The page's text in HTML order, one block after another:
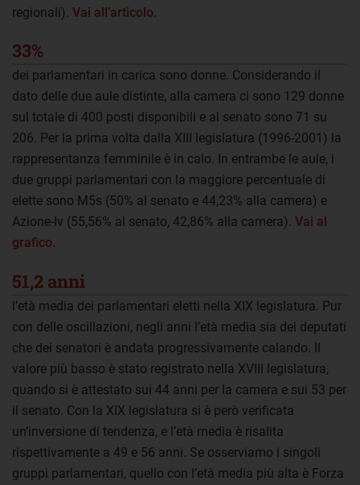
regionali). Vai all’articolo.
33%
dei parlamentari in carica sono donne. Considerando il
dato delle due aule distinte, alla camera ci sono 129 donne
sul totale di 400 posti disponibili e al senato sono 71 su
206. Per la prima volta dalla XIII legislatura (1996-2001) la
rappresentanza femminile è in calo. In entrambe le aule, i
due gruppi parlamentari con la maggiore percentuale di
elette sono M5s (50% al senato e 44,23% alla camera) e
Azione-Iv (55,56% al senato, 42,86% alla camera). Vai al
grafico.
51,2 anni
l’età media dei parlamentari eletti nella XIX legislatura. Pur
con delle oscillazioni, negli anni l’età media sia dei deputati
che dei senatori è andata progressivamente calando. Il
valore più basso è stato registrato nella XVIII legislatura,
quando si è attestato sui 44 anni per la camera e sui 53 per
il senato. Con la XIX legislatura si è però verificata
un’inversione di tendenza, e l’età media è risalita
rispettivamente a 49 e 56 anni. Se osserviamo i singoli
gruppi parlamentari, quello con l’età media più alta è Forza